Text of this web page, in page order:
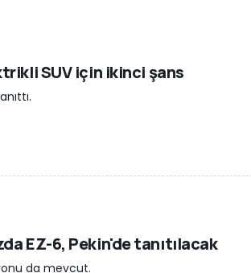
SUV için ikinci şans
EZ-6, Pekin'de tanıtılacak
da mevcut.